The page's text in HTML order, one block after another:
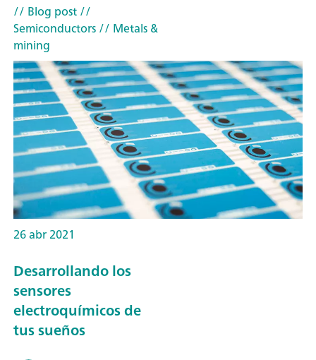
// Blog post//
Semiconductors// Metals &
mining
26 abr 2021
Desarrollando los
sensores
electroquímicos de
tus sueños